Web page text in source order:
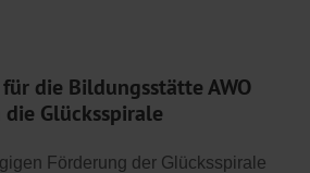
die Bildungsstätte AWO
Glücksspirale
Förderung der Glücksspirale